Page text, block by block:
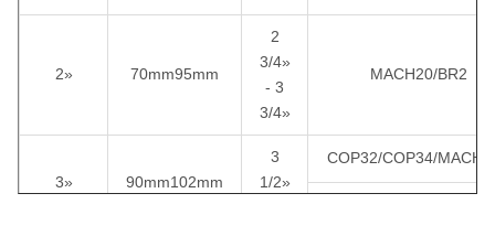
ROS 82
ROS 84
COP84
QL80
10» ROS 100
API 6 5/8»
Numa100
2» 70mm95mm
2
3/4»
- 3
3/4»
MACH20/BR2
3» 90mm102mm
3
1/2»
COP32/COP34/